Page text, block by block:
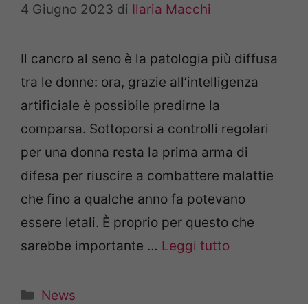
4 Giugno 2023 di Ilaria Macchi
Il cancro al seno è la patologia più diffusa
tra le donne: ora, grazie all’intelligenza
artificiale è possibile predirne la
comparsa. Sottoporsi a controlli regolari
per una donna resta la prima arma di
difesa per riuscire a combattere malattie
che fino a qualche anno fa potevano
essere letali. È proprio per questo che
sarebbe importante … Leggi tutto
Categorie
News